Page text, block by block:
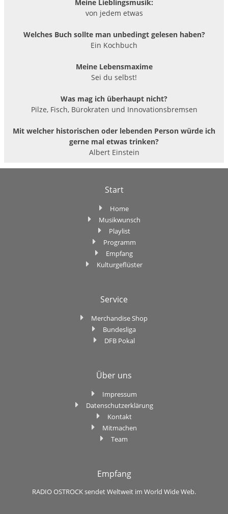
Meine Lieblingsmusik:
von jedem etwas
Welches Buch sollte man unbedingt gelesen haben?
Ein Kochbuch
Meine Lebensmaxime
Sei du selbst!
Was mag ich überhaupt nicht?
Pilze, Fisch, Bürokraten und Innovationsbremsen
Mit welcher historischen oder lebenden Person würde ich
gerne mal etwas trinken?
Albert Einstein
Start
Home
Musikwunsch
Playlist
Programm
Empfang
Kulturgeflüster
Service
Merchandise Shop
Bundesliga
DFB Pokal
Über uns
Impressum
Datenschutzerklärung
Kontakt
Mitmachen
Team
Empfang
RADIO OSTROCK sendet Weltweit im World Wide Web.